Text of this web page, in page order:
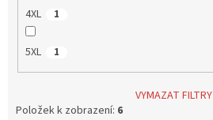
4XL 1
5XL 1
VYMAZAT FILTRY
Položek k zobrazení: 6